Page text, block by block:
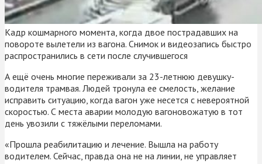
Кадр кошмарного момента, когда двое пострадавших на
повороте вылетели из вагона. Снимок и видеозапись быстро
распространились в сети после случившегося
А ещё очень многие переживали за 23-летнюю девушку-
водителя трамвая. Людей тронула ее смелость, желание
исправить ситуацию, когда вагон уже несется с невероятной
скоростью. С места аварии молодую вагоновожатую в тот
день увозили с тяжёлыми переломами.
«Прошла реабилитацию и лечение. Вышла на работу
водителем. Сейчас, правда она не на линии, не управляет